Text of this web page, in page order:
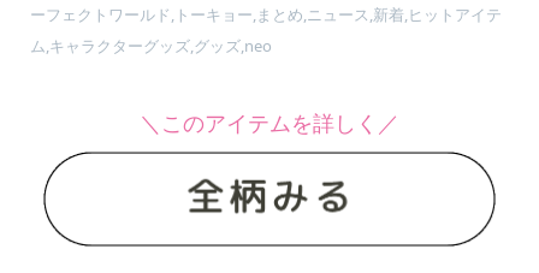
ーフェクトワールド,トーキョー,まとめ,ニュース,新着,ヒットアイテ
ム,キャラクターグッズ,グッズ,neo
＼このアイテムを詳しく／